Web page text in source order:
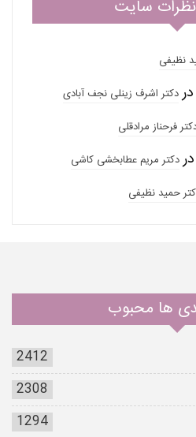
سایت
نظیفی
دردکتر اشرف زینلی نجف آبادی
فرحناز مرادقلی
دردکتر مریم عطابخشی کاشی
حمید نظیفی
ها محبوب
2412
2308
1294